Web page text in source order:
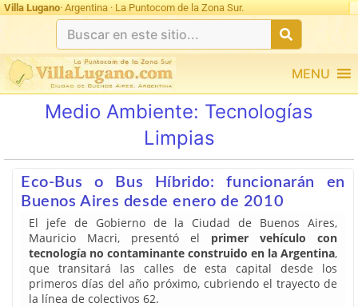
Villa Lugano· Argentina · La Puntocom de la Zona Sur.
MENU
Medio Ambiente: Tecnologías
Limpias
Eco-Bus o Bus Híbrido: funcionarán en
Buenos Aires desde enero de 2010
El jefe de Gobierno de la Ciudad de Buenos Aires,
Mauricio Macri, presentó el primer vehículo con
tecnología no contaminante construido en la Argentina,
que transitará las calles de esta capital desde los
primeros días del año próximo, cubriendo el trayecto de
la línea de colectivos 62.